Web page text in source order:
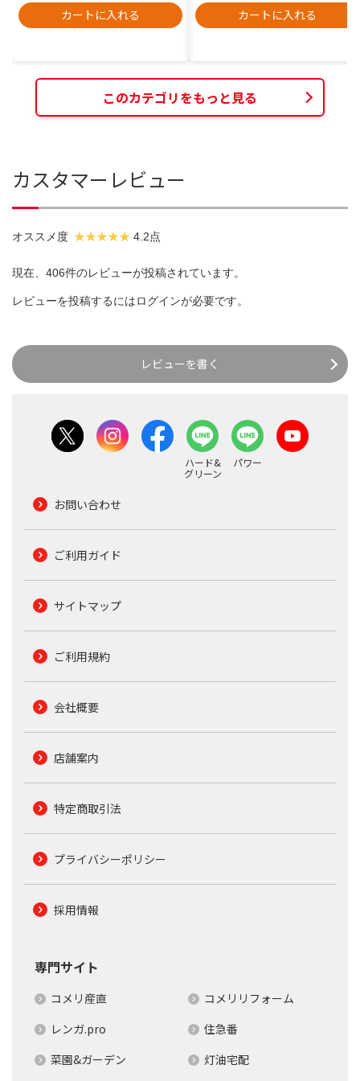
カートに入れる カートに入れる
このカテゴリをもっと見る
カスタマーレビュー
オススメ度 4.2点
現在、406件のレビューが投稿されています。
レビューを投稿するにはログインが必要です。
レビューを書く
ハード&
グリーン
パワー
お問い合わせ
ご利用ガイド
サイトマップ
ご利用規約
会社概要
店舗案内
特定商取引法
プライバシーポリシー
採用情報
専門サイト
コメリ産直
コメリリフォーム
レンガ.pro
住急番
菜園&ガーデン
灯油宅配